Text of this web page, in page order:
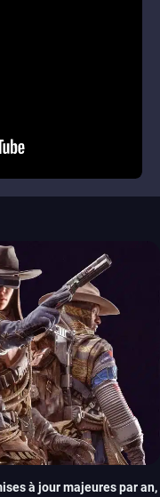
à jour majeures par an,